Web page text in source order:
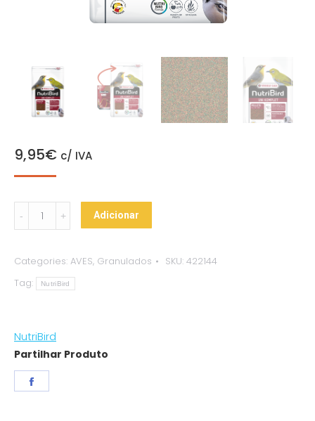
9,95€ c/ IVA
Nutribird
Uni
quantity
Adicionar
Categories: AVES, Granulados SKU: 422144
Tag:
NutriBird
NutriBird
Partilhar Produto